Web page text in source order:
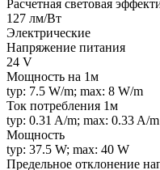
Расчетная световая
127 лм/Вт
Электрические
Напряжение питания
24 V
Мощность на 1м
typ: 7.5 W/m; max: 8 W/m
Ток потребления 1м
typ: 0.31 A/m; max: 0.33 A/m
Мощность
typ: 37.5 W; max: 40 W
Предельное отклонение